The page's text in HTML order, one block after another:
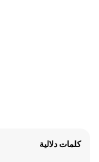
كلمات دلالية